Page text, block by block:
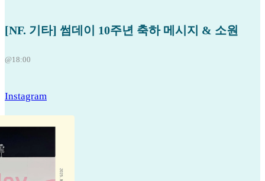
[NF. 기타] 썸데이 10주년 축하 메시지 & 소원
@18:00
Instagram